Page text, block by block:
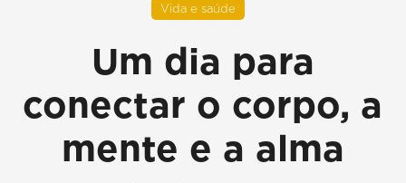
Vida e saúde
Um dia para
conectar o corpo, a
mente e a alma